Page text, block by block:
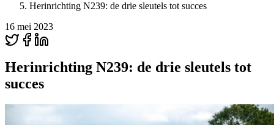
Herinrichting N239: de drie sleutels tot succes
16 mei 2023
Herinrichting N239: de drie sleutels tot
succes